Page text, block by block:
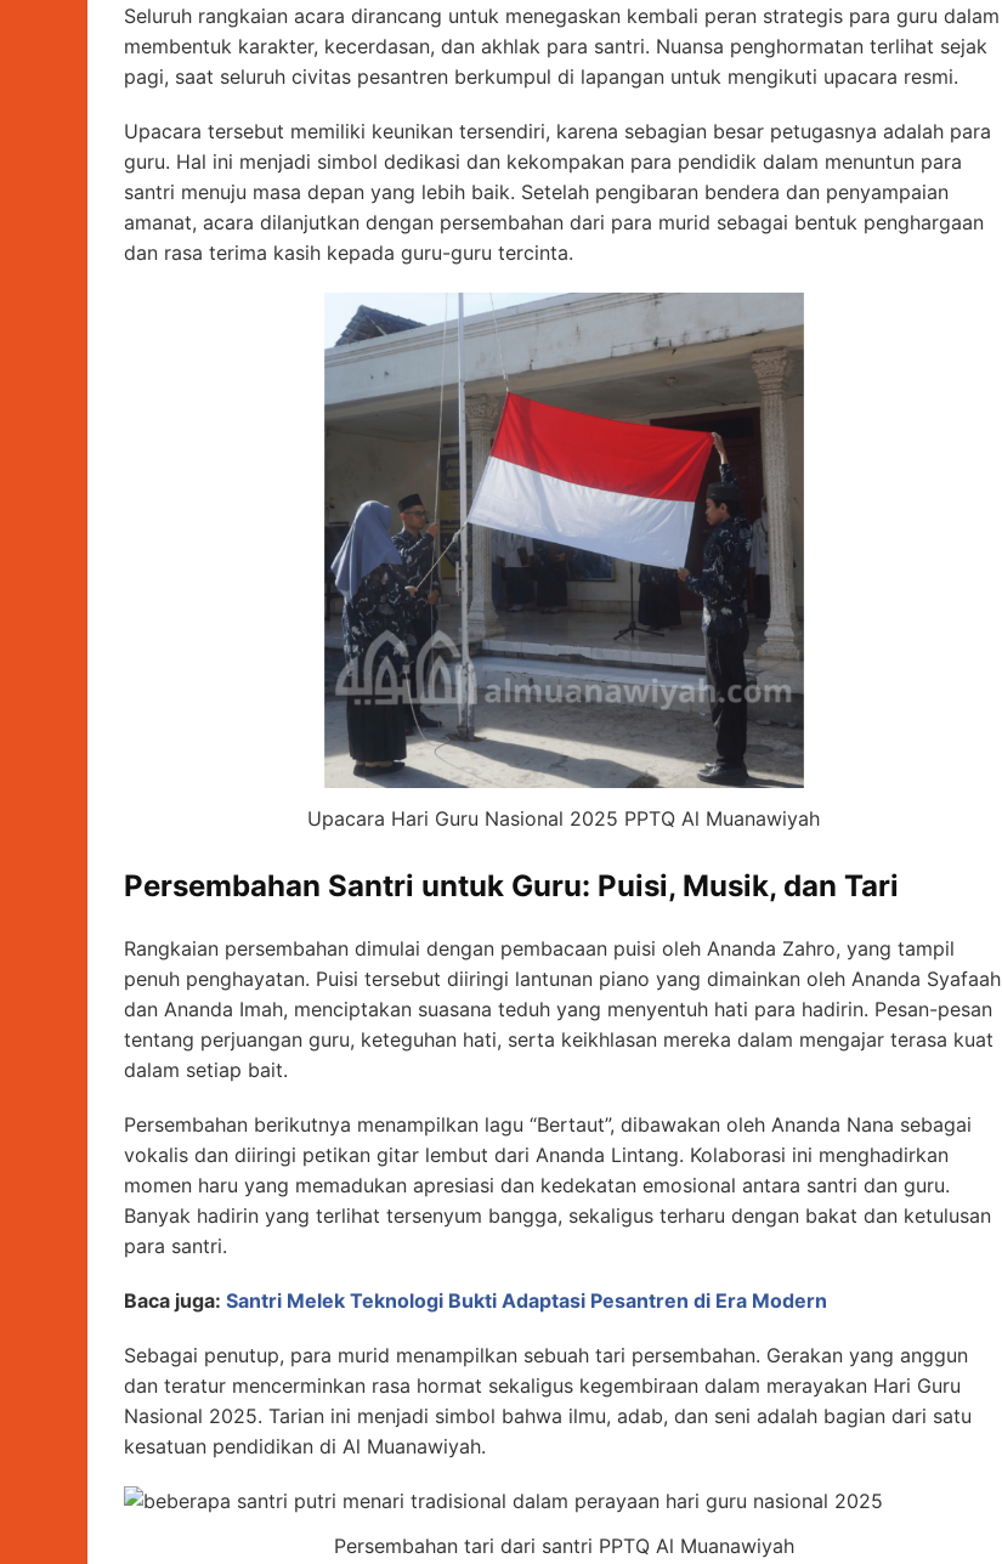
Seluruh rangkaian acara dirancang untuk menegaskan kembali peran strategis para guru dalam
membentuk karakter, kecerdasan, dan akhlak para santri. Nuansa penghormatan terlihat sejak
pagi, saat seluruh civitas pesantren berkumpul di lapangan untuk mengikuti upacara resmi.
Upacara tersebut memiliki keunikan tersendiri, karena sebagian besar petugasnya adalah para
guru. Hal ini menjadi simbol dedikasi dan kekompakan para pendidik dalam menuntun para
santri menuju masa depan yang lebih baik. Setelah pengibaran bendera dan penyampaian
amanat, acara dilanjutkan dengan persembahan dari para murid sebagai bentuk penghargaan
dan rasa terima kasih kepada guru-guru tercinta.
Upacara Hari Guru Nasional 2025 PPTQ Al Muanawiyah
Persembahan Santri untuk Guru: Puisi, Musik, dan Tari
Rangkaian persembahan dimulai dengan pembacaan puisi oleh Ananda Zahro, yang tampil
penuh penghayatan. Puisi tersebut diiringi lantunan piano yang dimainkan oleh Ananda Syafaah
dan Ananda Imah, menciptakan suasana teduh yang menyentuh hati para hadirin. Pesan-pesan
tentang perjuangan guru, keteguhan hati, serta keikhlasan mereka dalam mengajar terasa kuat
dalam setiap bait.
Persembahan berikutnya menampilkan lagu “Bertaut”, dibawakan oleh Ananda Nana sebagai
vokalis dan diiringi petikan gitar lembut dari Ananda Lintang. Kolaborasi ini menghadirkan
momen haru yang memadukan apresiasi dan kedekatan emosional antara santri dan guru.
Banyak hadirin yang terlihat tersenyum bangga, sekaligus terharu dengan bakat dan ketulusan
para santri.
Baca juga: Santri Melek Teknologi Bukti Adaptasi Pesantren di Era Modern
Sebagai penutup, para murid menampilkan sebuah tari persembahan. Gerakan yang anggun
dan teratur mencerminkan rasa hormat sekaligus kegembiraan dalam merayakan Hari Guru
Nasional 2025. Tarian ini menjadi simbol bahwa ilmu, adab, dan seni adalah bagian dari satu
kesatuan pendidikan di Al Muanawiyah.
Persembahan tari dari santri PPTQ Al Muanawiyah